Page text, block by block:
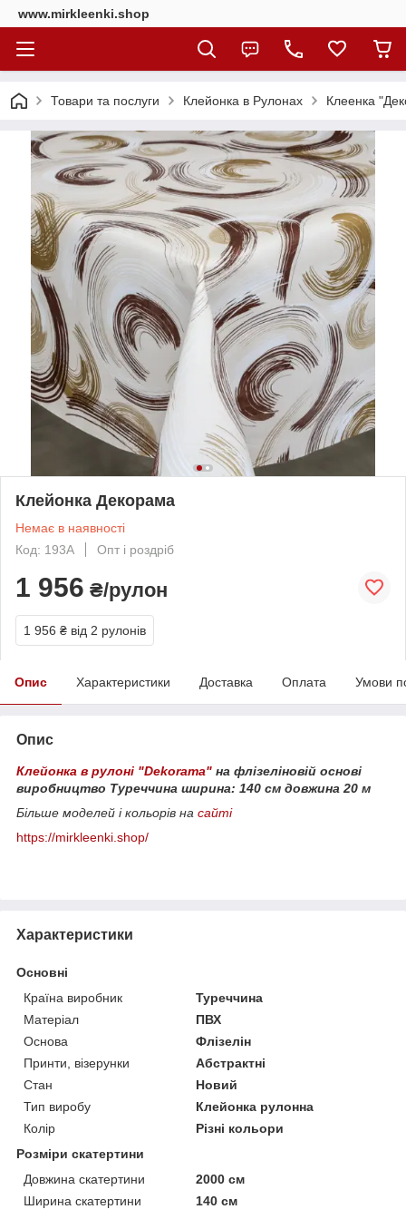
www.mirkleenki.shop
Товари та послуги Клейонка в Рулонах Клеенка
Клейонка Декорама
Немає в наявності
Код: 193А
Опт і роздріб
1 956 ₴/рулон
1 956 ₴ від 2 рулонів
Опис Характеристики Доставка Оплата Умови
Опис
Клейонка в рулоні "Dekorama" на флізеліновій основі
виробництво Туреччина ширина: 140 см довжина 20 м
Більше моделей і кольорів на сайті
https://mirkleenki.shop/
Характеристики
Основні
Країна виробник
Туреччина
Матеріал
ПВХ
Основа
Флізелін
Принти, візерунки
Абстрактні
Стан
Новий
Тип виробу
Клейонка рулонна
Колір
Різні кольори
Розміри скатертини
Довжина скатертини
2000 см
Ширина скатертини
140 см